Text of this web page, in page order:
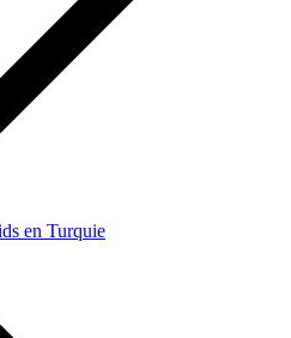
en Turquie